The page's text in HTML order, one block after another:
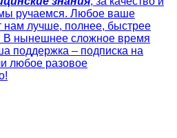
ручаемся. Любое ваше
нам лучше, полнее, быстрее
В нынешнее сложное время
поддержка – подписка на
любое разовое